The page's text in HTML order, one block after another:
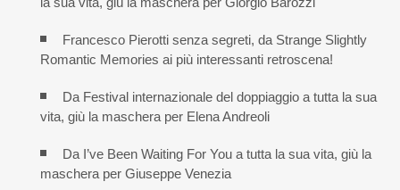
Francesco Pierotti senza segreti, da Strange Slightly
Romantic Memories ai più interessanti retroscena!
Da Festival internazionale del doppiaggio a tutta la sua
vita, giù la maschera per Elena Andreoli
Da I’ve Been Waiting For You a tutta la sua vita, giù la
maschera per Giuseppe Venezia